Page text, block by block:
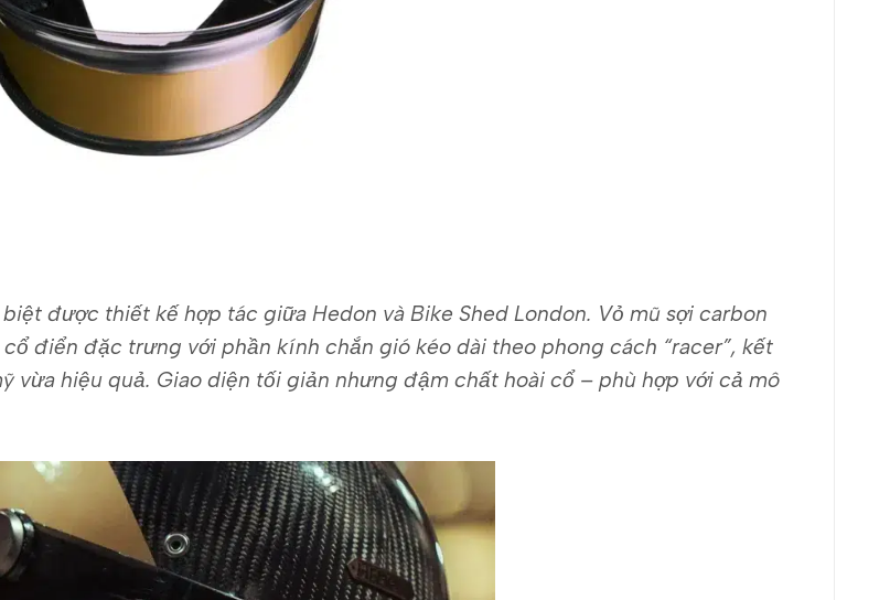
được thiết kế hợp tác giữa Hedon và Bike Shed London. Vỏ mũ sợi carbon
điển đặc trưng với phần kính chắn gió kéo dài theo phong cách “racer”, kết
vừa hiệu quả. Giao diện tối giản nhưng đậm chất hoài cổ – phù hợp với cả mô